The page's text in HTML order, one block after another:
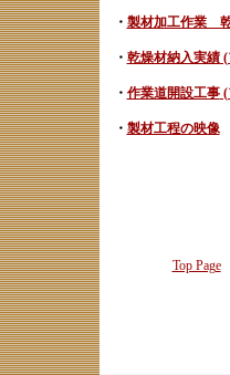
・ 製材加工作業
・ 乾燥材納入実績(
・ 作業道開設工事(
・ 製材工程の映像
Top Page